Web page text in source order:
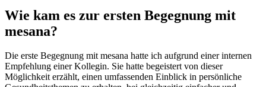
Wie kam es zur ersten Begegnung mit
mesana?
Die erste Begegnung mit mesana hatte ich aufgrund einer internen
Empfehlung einer Kollegin. Sie hatte begeistert von dieser
Möglichkeit erzählt, einen umfassenden Einblick in persönliche